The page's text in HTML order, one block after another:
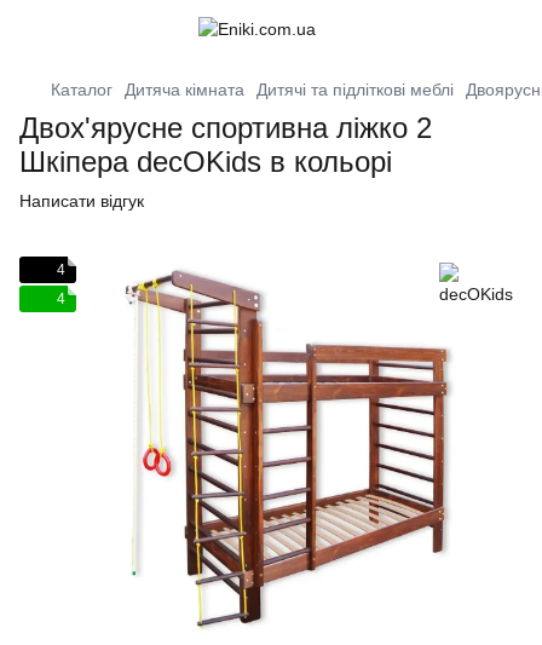
Каталог Дитяча кімната Дитячі та підліткові меблі
Двох'ярусне спортивна ліжко 2
Шкіпера decOKids в кольорі
Написати відгук
4
4